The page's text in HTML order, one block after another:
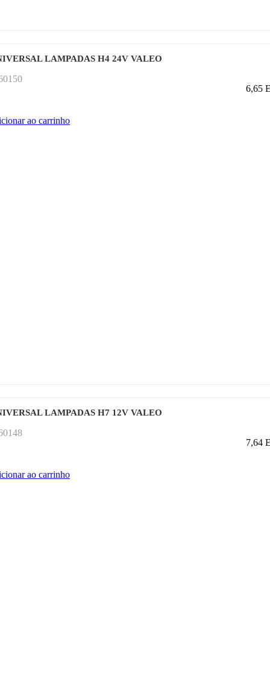
LAMPADAS H4 24V VALEO
6,65
ao carrinho
LAMPADAS H7 12V VALEO
7,64
ao carrinho